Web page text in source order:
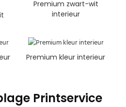
Premium zwart-wit
interieur
Premium kleur interieur
Printservice